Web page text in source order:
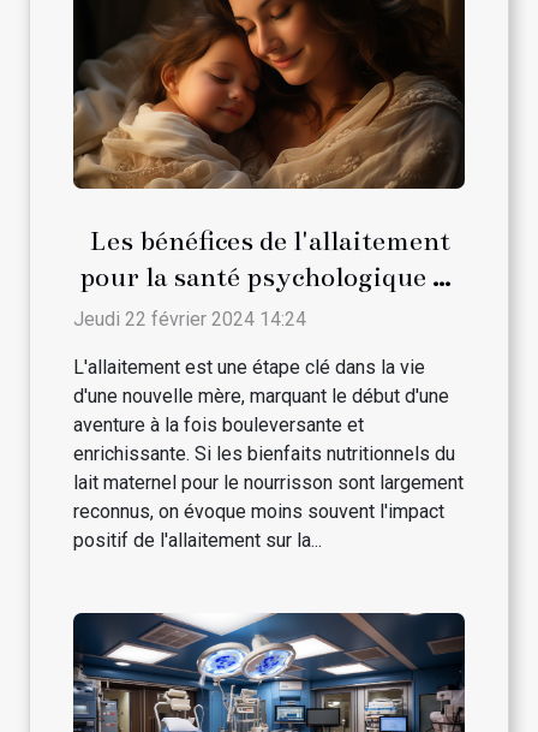
Les bénéfices de l'allaitement
pour la santé psychologique de
la maman
Jeudi 22 février 2024 14:24
L'allaitement est une étape clé dans la vie
d'une nouvelle mère, marquant le début d'une
aventure à la fois bouleversante et
enrichissante. Si les bienfaits nutritionnels du
lait maternel pour le nourrisson sont largement
reconnus, on évoque moins souvent l'impact
positif de l'allaitement sur la...